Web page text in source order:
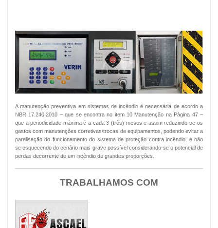
A manutenção preventiva em sistemas de incêndio é necessária de acordo a
NBR 17.240:2010 – que se encontra no item 10 Manutenção na Página 47 –
que a periodicidade máxima é a cada 3 (três) meses e assim reduzindo-se os
gastos com manutenções corretivas/trocas de equipamentos, podendo evitar a
paralisação do funcionamento do sistema de proteção contra incêndio, e não
se esquecendo do cenário mais grave possível considerando-se o potencial de
perdas decorrente de um incêndio de grandes proporções.
TRABALHAMOS COM